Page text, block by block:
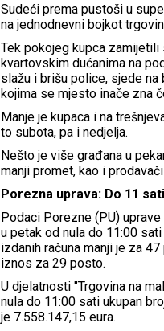
Sudeći prema pustoši u
na jednodnevni bojkot
Tek pokojeg kupca zamijetili
kvartovskim dućanima na
slažu i brišu police, sjede na
kojima se mjesto inače zna
Manje je kupaca i na
to subota, pa i nedjelja.
Nešto je više građana u
manji promet, kao i
Porezna uprava: Do 11
Podaci Porezne (PU)
u petak od nula do 11:00
izdanih računa manji je za
iznos za 29 posto.
U djelatnosti "Trgovina na
nula do 11:00 sati ukupan
je 7.558.147,15 eura.